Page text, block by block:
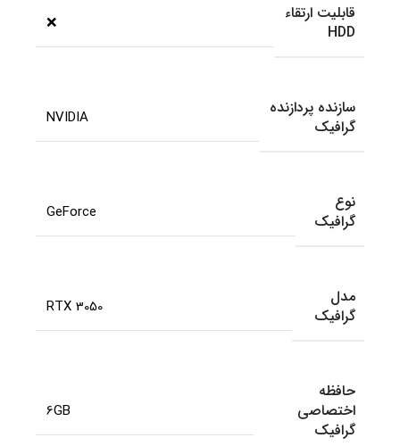
قابلیت ارتقاء
HDD
❌
سازنده پردازنده
گرافیک
NVIDIA
نوع
گرافیک
GeForce
مدل
گرافیک
RTX 3050
حافظه
اختصاصی
گرافیک
6GB